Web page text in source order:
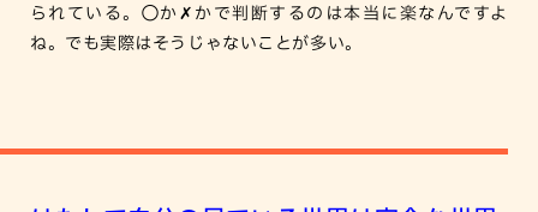
られている。◯か✗かで判断するのは本当に楽なんですよ
ね。でも実際はそうじゃないことが多い。